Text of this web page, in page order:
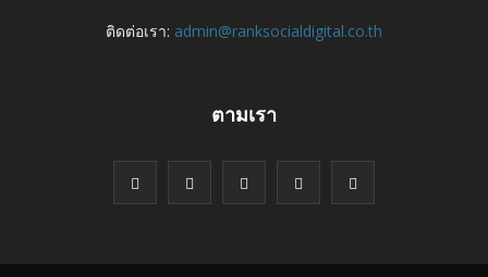
ติดต่อเรา: admin@ranksocialdigital.co.th
ตามเรา